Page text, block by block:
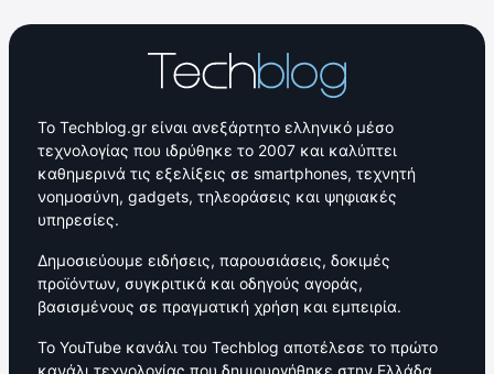
Το Techblog.gr είναι ανεξάρτητο ελληνικό μέσο
τεχνολογίας που ιδρύθηκε το 2007 και καλύπτει
καθημερινά τις εξελίξεις σε smartphones, τεχνητή
νοημοσύνη, gadgets, τηλεοράσεις και ψηφιακές
υπηρεσίες.
Δημοσιεύουμε ειδήσεις, παρουσιάσεις, δοκιμές
προϊόντων, συγκριτικά και οδηγούς αγοράς,
βασισμένους σε πραγματική χρήση και εμπειρία.
Το YouTube κανάλι του Techblog αποτέλεσε το πρώτο